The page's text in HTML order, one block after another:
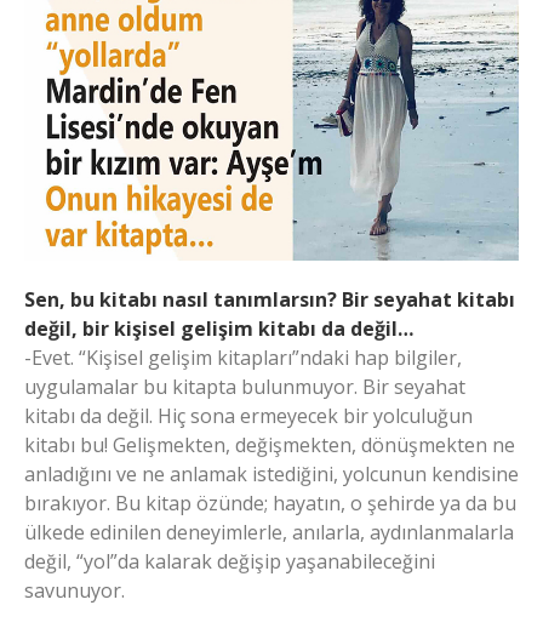
Sen, bu kitabı nasıl tanımlarsın? Bir seyahat kitabı
değil, bir kişisel gelişim kitabı da değil…
-Evet. “Kişisel gelişim kitapları”ndaki hap bilgiler,
uygulamalar bu kitapta bulunmuyor. Bir seyahat
kitabı da değil. Hiç sona ermeyecek bir yolculuğun
kitabı bu! Gelişmekten, değişmekten, dönüşmekten ne
anladığını ve ne anlamak istediğini, yolcunun kendisine
bırakıyor. Bu kitap özünde; hayatın, o şehirde ya da bu
ülkede edinilen deneyimlerle, anılarla, aydınlanmalarla
değil, “yol”da kalarak değişip yaşanabileceğini
savunuyor.